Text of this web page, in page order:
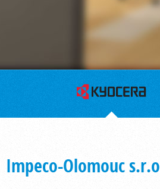
Impeco-Olomouc